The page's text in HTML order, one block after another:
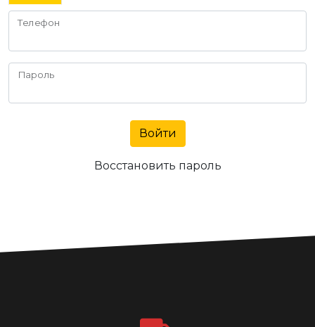
Телефон
Пароль
Войти
Восстановить пароль